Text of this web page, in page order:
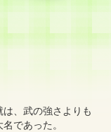
、武の強さよりも
名であった。